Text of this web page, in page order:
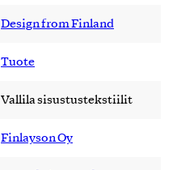
Design from Finland
Tuote
Vallila sisustustekstiilit
Finlayson Oy